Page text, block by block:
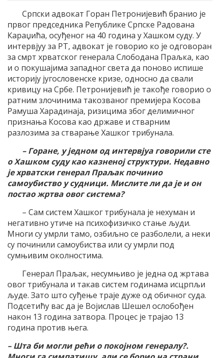
Српски адвокат Горан Петронијевић бранио је
првог председника Републике Српске Радована
Караџића, осуђеног на 40 година у Хашком суду. У
интервјуу за РТ, адвокат је говорио ко је одговоран
за смрт хрватског генерала Слободана Праљка, као
и о покушајима западног света да поново испише
историју југословенске кризе, односно да свали
кривицу на Србе. Петронијевић је такође говорио о
ратним злочинима такозваног премијера Косова
Рамуша Харадинаја, ризицима због делимичног
признања Косова као државе и стварним
разлозима за стварање Хашког трибунала.
– Горане, у једном од интервјуа говорили сте
о Хашком суду као казненој структури. Недавно
је хрватски генерал Праљак починио
самоубиство у судници. Мислите ли да је и он
постао жртва овог система?
– Сам систем Хашког трибунала је нехуман и
негативно утиче на психофизичко стање људи.
Многи су умрли тамо, озбиљно се разболели, а неки
су починили самоубиства или су умрли под
сумњивим околностима.
Генерал Праљак, несумњиво је једна од жртава
овог трибунала и такав систем годинама исцрпљи
људе. Зато што суђење траје дуже од обичног суда.
Подсетићу вас да је Војислав Шешел ослобођен
након 13 година затвора. Процес је трајао 13
година против њега.
– Шта би могли рећи о покојном генералу?.